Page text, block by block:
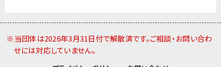
※当団体は2026年3月31日付で解散済です。ご相談・お問い合わ
せには対応していません。